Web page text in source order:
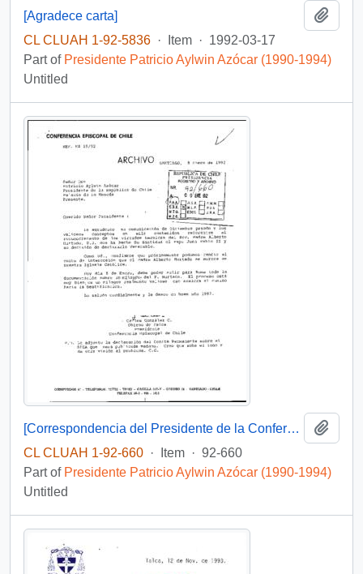
[Agradece carta]
CL CLUAH 1-92-5836 · Item · 1992-03-17
Part of Presidente Patricio Aylwin Azócar (1990-1994)
Untitled
[Correspondencia del Presidente de la Conferencia Episcopal de Chile dirigida al Presidente Patricio Aylwin]
CL CLUAH 1-92-660 · Item · 92-660
Part of Presidente Patricio Aylwin Azócar (1990-1994)
Untitled